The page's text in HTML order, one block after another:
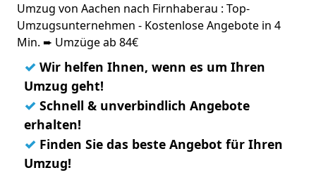
Umzug von Aachen nach Firnhaberau : Top-
Umzugsunternehmen - Kostenlose Angebote in 4
Min. ➨ Umzüge ab 84€
✓ Wir helfen Ihnen, wenn es um Ihren
Umzug geht!
✓ Schnell & unverbindlich Angebote
erhalten!
✓ Finden Sie das beste Angebot für Ihren
Umzug!